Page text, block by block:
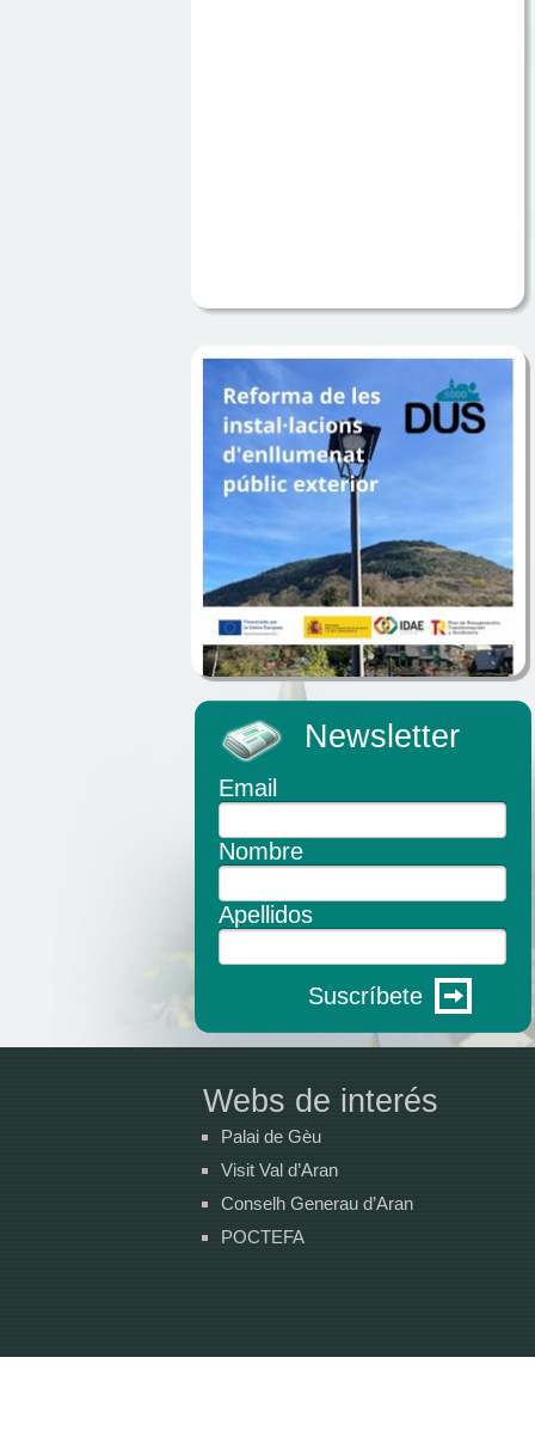
Newsletter
Email
Nombre
Apellidos
Suscríbete
Webs de interés
Palai de Gèu
Visit Val d’Aran
Conselh Generau d’Aran
POCTEFA